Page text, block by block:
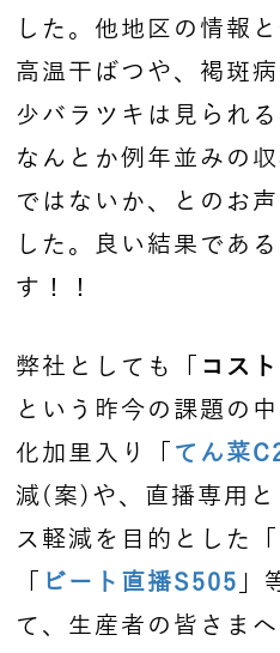
した。他地区の情報
高温干ばつや、褐斑
少バラツキは見られ
なんとか例年並みの
ではないか、とのお
した。良い結果であ
す！！
弊社としても「 コス
という昨今の課題の
化加里入り「 てん菜
減(案)や、直播専用
ス軽減を目的とした「
ビート直播S505
て、生産者の皆さま